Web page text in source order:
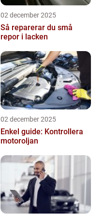
02 december 2025
Så reparerar du små
repor i lacken
02 december 2025
Enkel guide: Kontrollera
motoroljan